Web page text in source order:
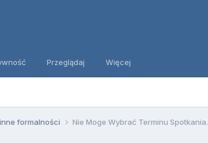
Przeglądaj Więcej
formalności Nie Moge Wybrać Terminu Spotkania.